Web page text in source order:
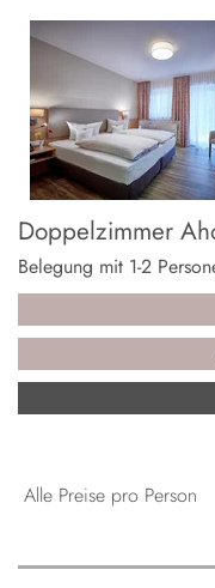
Doppelzimmer
Belegung mit 1-2
Alle Preise pro Person